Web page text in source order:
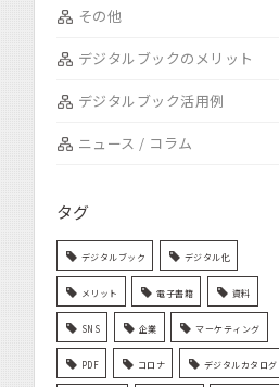
その他
デジタルブックのメリット
デジタルブック活用例
ニュース / コラム
タグ
デジタルブック デジタル化
メリット 電子書籍 資料
SNS 企業 マーケティング
PDF コロナ デジタルカタログ